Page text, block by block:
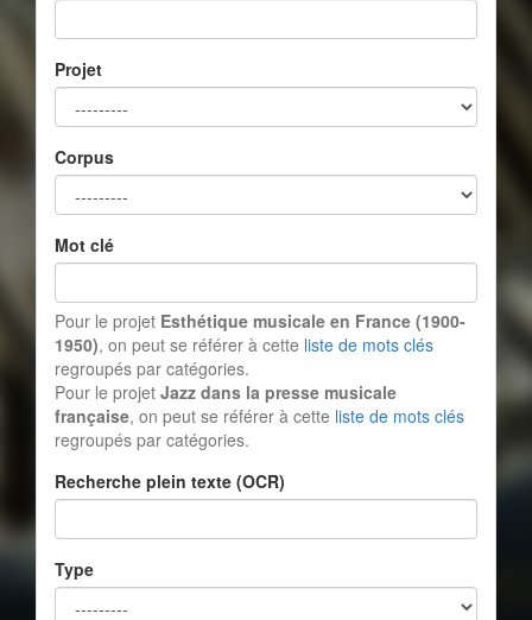
Projet
Corpus
Mot clé
Pour le projet Esthétique musicale en France (1900-
1950), on peut se référer à cette liste de mots clés
regroupés par catégories.
Pour le projet Jazz dans la presse musicale
française, on peut se référer à cette liste de mots clés
regroupés par catégories.
Recherche plein texte (OCR)
Type